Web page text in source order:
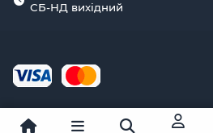
СБ-НД вихідний